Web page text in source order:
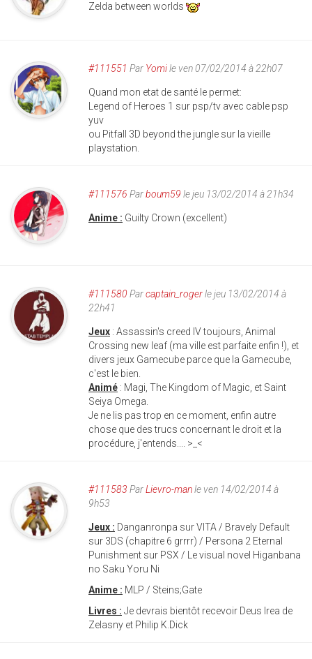
Zelda between worlds
#111551 Par Yomile ven 07/02/2014 à 22h07
Quand mon etat de santé le permet:
Legend of Heroes 1 sur psp/tv avec cable psp
yuv
ou Pitfall 3D beyond the jungle sur la vieille
playstation.
#111576 Parboum59 le jeu 13/02/2014 à 21h34
Anime : Guilty Crown (excellent)
#111580 Parcaptain_rogerle jeu 13/02/2014 à
22h41
Jeux : Assassin's creed IV toujours, Animal
Crossing new leaf (ma ville est parfaite enfin !), et
divers jeux Gamecube parce que la Gamecube,
c'est le bien.
Animé : Magi, The Kingdom of Magic, et Saint
Seiya Omega.
Je ne lis pas trop en ce moment, enfin autre
chose que des trucs concernant le droit et la
procédure, j'entends.... >_<
#111583 ParLievro-manle ven 14/02/2014 à
9h53
Jeux : Danganronpa sur VITA / Bravely Default
sur 3DS (chapitre 6 grrrr) / Persona 2 Eternal
Punishment sur PSX / Le visual novel Higanbana
no Saku Yoru Ni
Anime : MLP / Steins;Gate
Livres : Je devrais bientôt recevoir Deus Irea de
Zelasny et Philip K.Dick